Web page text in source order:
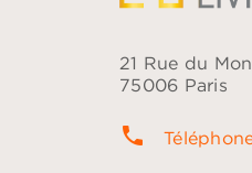
21 Rue du
75006 Paris
phone